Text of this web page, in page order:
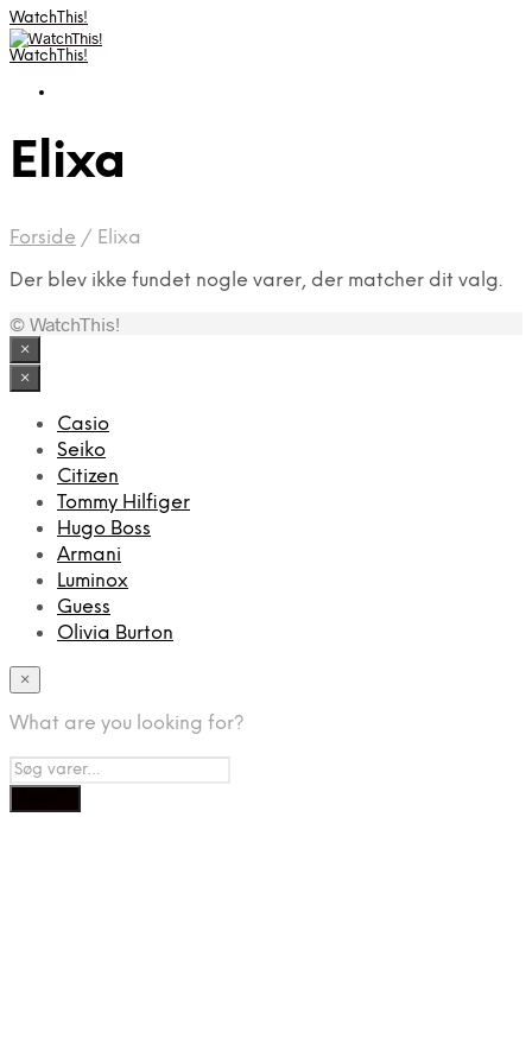
WatchThis!
WatchThis!
Elixa
Forside / Elixa
Der blev ikke fundet nogle varer, der matcher dit valg.
© WatchThis!
×
×
Casio
Seiko
Citizen
Tommy Hilfiger
Hugo Boss
Armani
Luminox
Guess
Olivia Burton
×
What are you looking for?